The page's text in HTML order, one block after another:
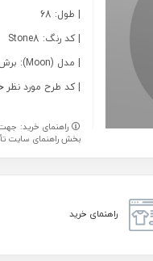
| طول: 68
| کد رنگ: Stone8
| مدل (Moon): برش استاندارد، آستین فیت، پایین نیم هلال، یقه گرد ساده
| کد طرح مورد نظر
راهنمای خرید:
بخش راهنمای سایت
راهنمای خرید